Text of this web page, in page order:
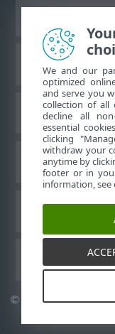
Base de
© 1992-2026ESET,
We and our
optimized
and serve you
collection of all
decline all
essential
clicking
withdraw your
anytime by
footer or in
information, see